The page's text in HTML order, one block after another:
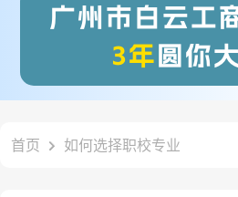
广州市白云工
3年圆你
首页 如何选择职校专业